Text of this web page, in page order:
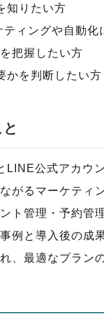
知りたい方
ィングや自動化
把握したい方
かを判断したい方
LINE公式アカウ
がるマーケティ
ト管理・予約管
例と導入後の成
、最適なプラン